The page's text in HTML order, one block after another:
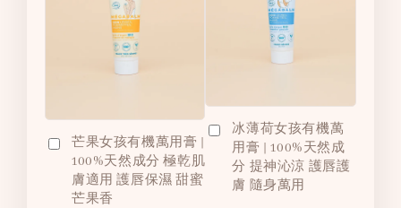
芒果女孩有機萬用膏 |
100%天然成分 極乾肌
膚適用 護唇保濕 甜蜜
芒果香
冰薄荷女孩有機萬
用膏 | 100%天然成
分 提神沁涼 護唇護
膚 隨身萬用